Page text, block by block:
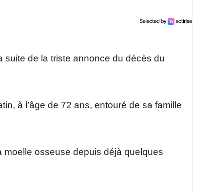
suite de la triste annonce du décès du
à l’âge de 72 ans, entouré de sa famille
moelle osseuse depuis déjà quelques